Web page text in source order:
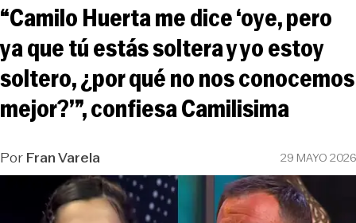
“Camilo Huerta me dice ‘oye, pero
ya que tú estás soltera y yo estoy
soltero, ¿por qué no nos conocemos
mejor?’”, confiesa Camilisima
PorFran Varela 29 MAYO 2026